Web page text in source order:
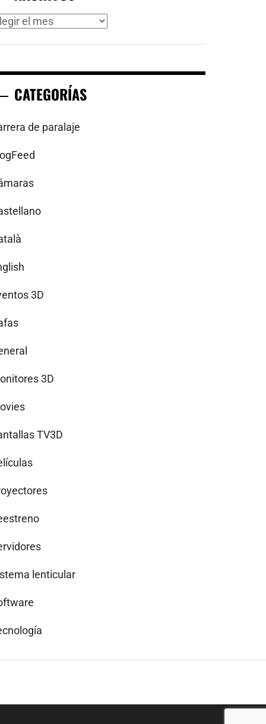
CATEGORÍAS
de paralaje
3D
3D
TV3D
lenticular